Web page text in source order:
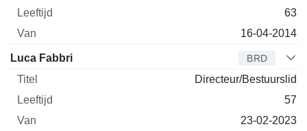
63
16-04-2014
Luca Fabbri BRD
Directeur/Bestuurslid
57
23-02-2023